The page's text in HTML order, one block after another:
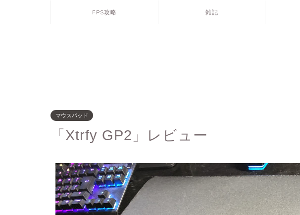
FPS攻略 雑記
マウスパッド
「Xtrfy GP2」レビュー